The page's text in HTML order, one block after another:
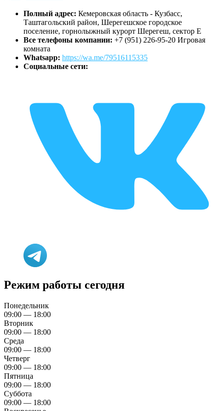
Полный адрес: Кемеровская область - Кузбасс,
Таштагольский район, Шерегешское городское
поселение, горнолыжный курорт Шерегеш, сектор Е
Все телефоны компании: +7 (951) 226-95-20 Игровая
комната
Whatsapp: https://wa.me/79516115335
Социальные сети:
Режим работы сегодня
Понедельник
09:00 — 18:00
Вторник
09:00 — 18:00
Среда
09:00 — 18:00
Четверг
09:00 — 18:00
Пятница
09:00 — 18:00
Суббота
09:00 — 18:00